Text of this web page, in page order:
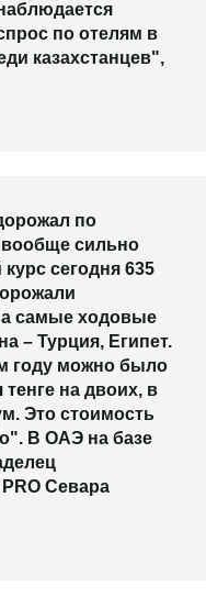
по отелям в
казахстанцев",
по
сильно
сегодня 635
самые ходовые
– Турция, Египет.
году можно было
тенге на двоих, в
Это стоимость
В ОАЭ на базе
PRO Севара